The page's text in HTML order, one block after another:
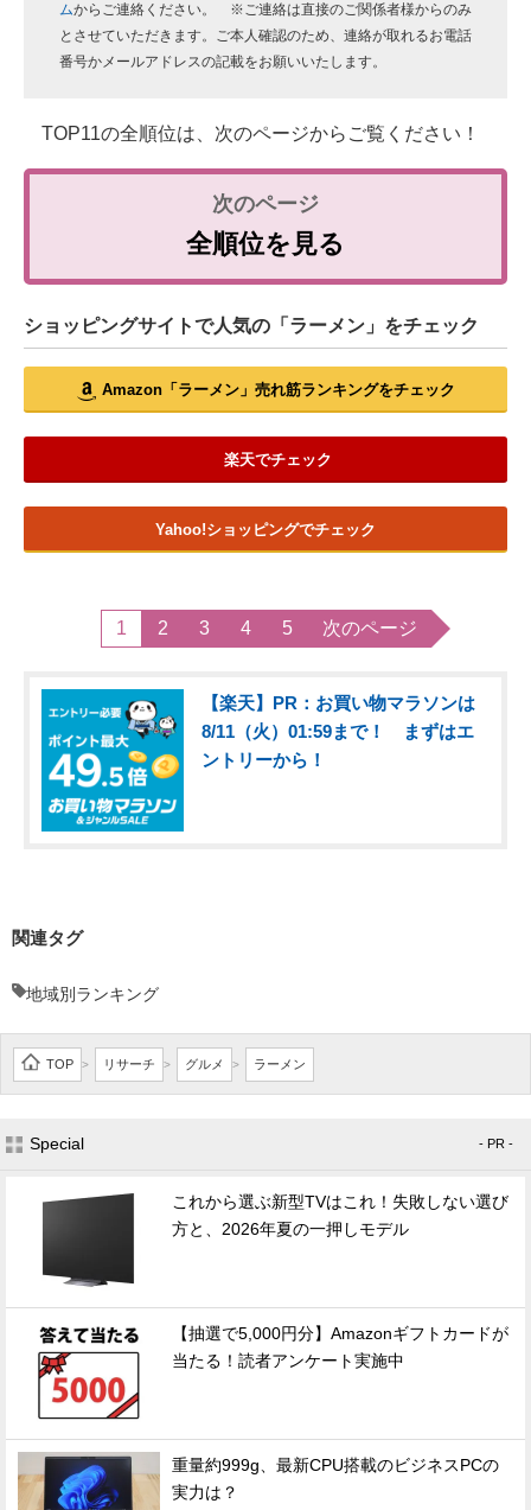
ムからご連絡ください。 ※ご連絡は直接のご関係者様からのみ
とさせていただきます。ご本人確認のため、連絡が取れるお電話
番号かメールアドレスの記載をお願いいたします。
TOP11の全順位は、次のページからご覧ください！
全順位を見る
ショッピングサイトで人気の「ラーメン」をチェック
Amazon「ラーメン」売れ筋ランキングをチェック
楽天でチェック
Yahoo!ショッピングでチェック
1 2 3 4 5 次のページ
【楽天】PR：お買い物マラソンは
8/11（火）01:59まで！ まずはエ
ントリーから！
関連タグ
地域別ランキング
TOP > リサーチ > グルメ > ラーメン
Special - PR -
これから選ぶ新型TVはこれ！失敗しない選び
方と、2026年夏の一押しモデル
【抽選で5,000円分】Amazonギフトカードが
当たる！読者アンケート実施中
重量約999g、最新CPU搭載のビジネスPCの
実力は？